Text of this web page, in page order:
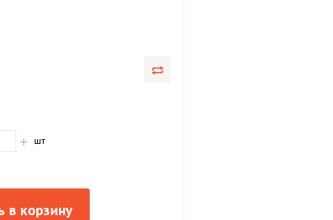
шт
в корзину